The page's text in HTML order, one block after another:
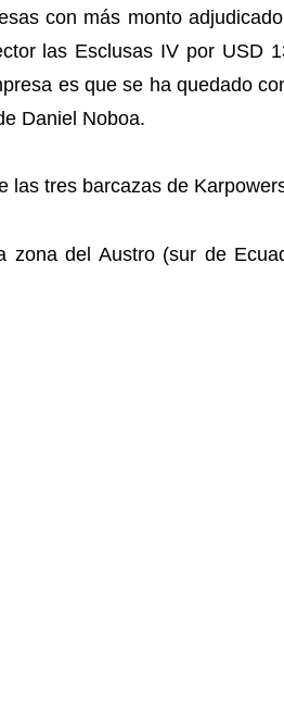
con más monto
las Esclusas IV por USD
es que se ha quedado
Daniel Noboa.
tres barcazas de
del Austro (sur de